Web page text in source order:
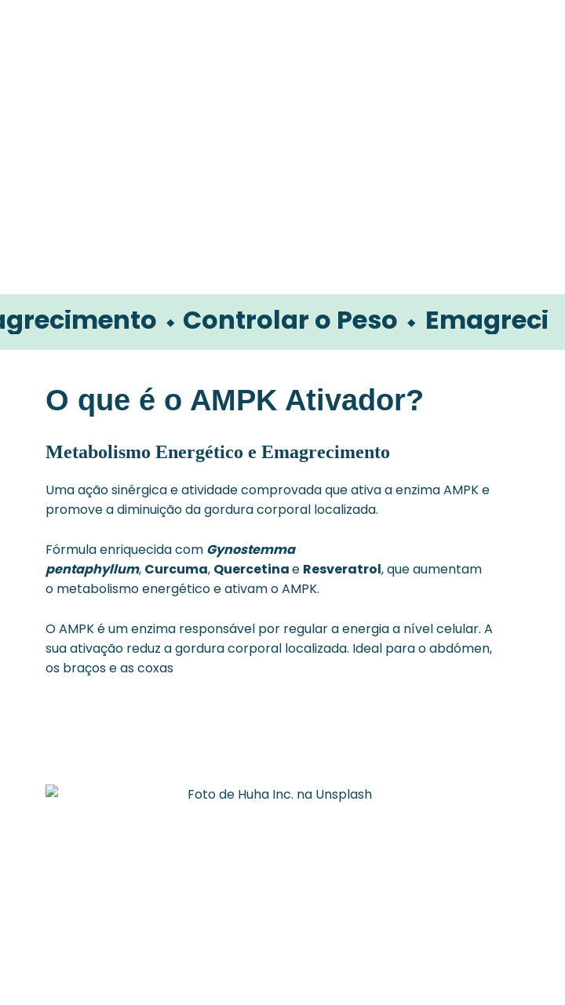
⬩ Controlar o Peso ⬩ Emagrecimento
O que é o AMPK Ativador?
Metabolismo Energético e Emagrecimento
Uma ação sinérgica e atividade comprovada que ativa a enzima AMPK e
promove a diminuição da gordura corporal localizada.
Fórmula enriquecida com Gynostemma
pentaphyllum, Curcuma, Quercetinae Resveratrol, que aumentam
o metabolismo energético e ativam o AMPK.
O AMPK é um enzima responsável por regular a energia a nível celular. A
sua ativação reduz a gordura corporal localizada. Ideal para o abdómen,
os braços e as coxas